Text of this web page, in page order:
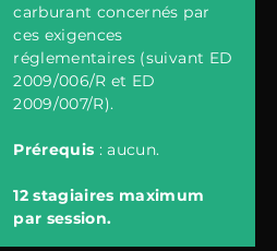
carburant concernés par
ces exigences
réglementaires (suivant ED
2009/006/R et ED
2009/007/R).
Prérequis : aucun.
12 stagiaires maximum
par session.